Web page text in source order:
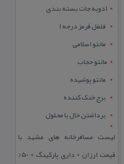
ادویه جات بسته بندی
فلفل قرمز درجه 1
مانتو اسلامی
مانتو حجاب
مانتو پوشیده
برج خنک کننده
برداشتن خال با محلول
لیست مسافرخانه های مشهد با
قیمت ارزان + داری پارکینگ + 50%